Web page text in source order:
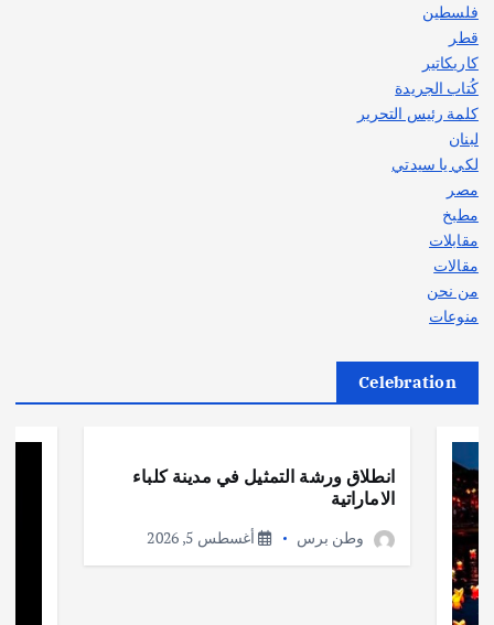
فلسطين
قطر
كاريكاتير
كُتاب الجريدة
كلمة رئيس التحرير
لبنان
لكي يا سيدتي
مصر
مطبخ
مقابلات
مقالات
من نحن
منوعات
Celebration
انطلاق ورشة التمثيل في مدينة كلباء
الاماراتية
وطن برس أغسطس 5, 2026